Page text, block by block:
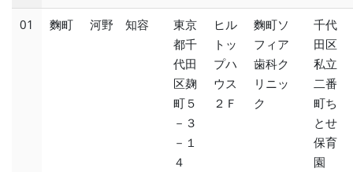
01 麴町 河野 知容
東京
都千
代田
区麹
町５
－３
－１
４
ヒル
トッ
プハ
ウス
２Ｆ
麴町ソ
フィア
歯科ク
リニッ
ク
千代
田区
私立
二番
町ち
とせ
保育
園